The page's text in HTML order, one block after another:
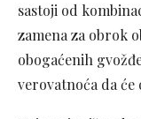
sastoji od
zamena za obrok
obogaćenih
verovatnoća da